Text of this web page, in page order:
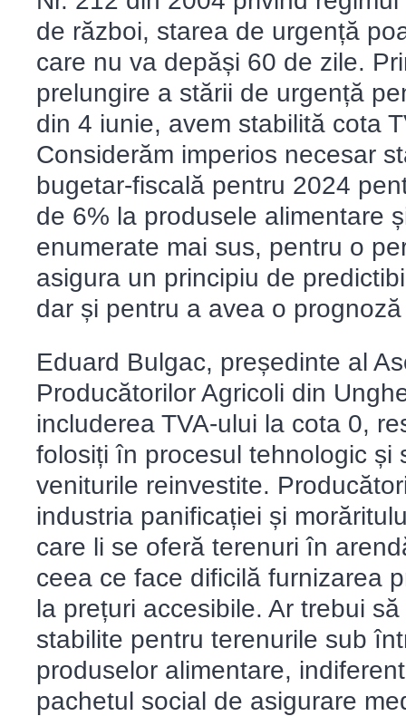
de război, starea de urgență
care nu va depăși 60 de zile.
prelungire a stării de urgență
din 4 iunie, avem stabilită cota
Considerăm imperios necesar
bugetar-fiscală pentru 2024
de 6% la produsele alimentare
enumerate mai sus, pentru o
asigura un principiu de
dar și pentru a avea o
Eduard Bulgac, președinte al
Producătorilor Agricoli din
includerea TVA-ului la cota 0,
folosiți în procesul tehnologic și
veniturile reinvestite.
industria panificației și
care li se oferă terenuri în
ceea ce face dificilă furnizarea
la prețuri accesibile. Ar trebui
stabilite pentru terenurile sub
produselor alimentare,
pachetul social de asigurare